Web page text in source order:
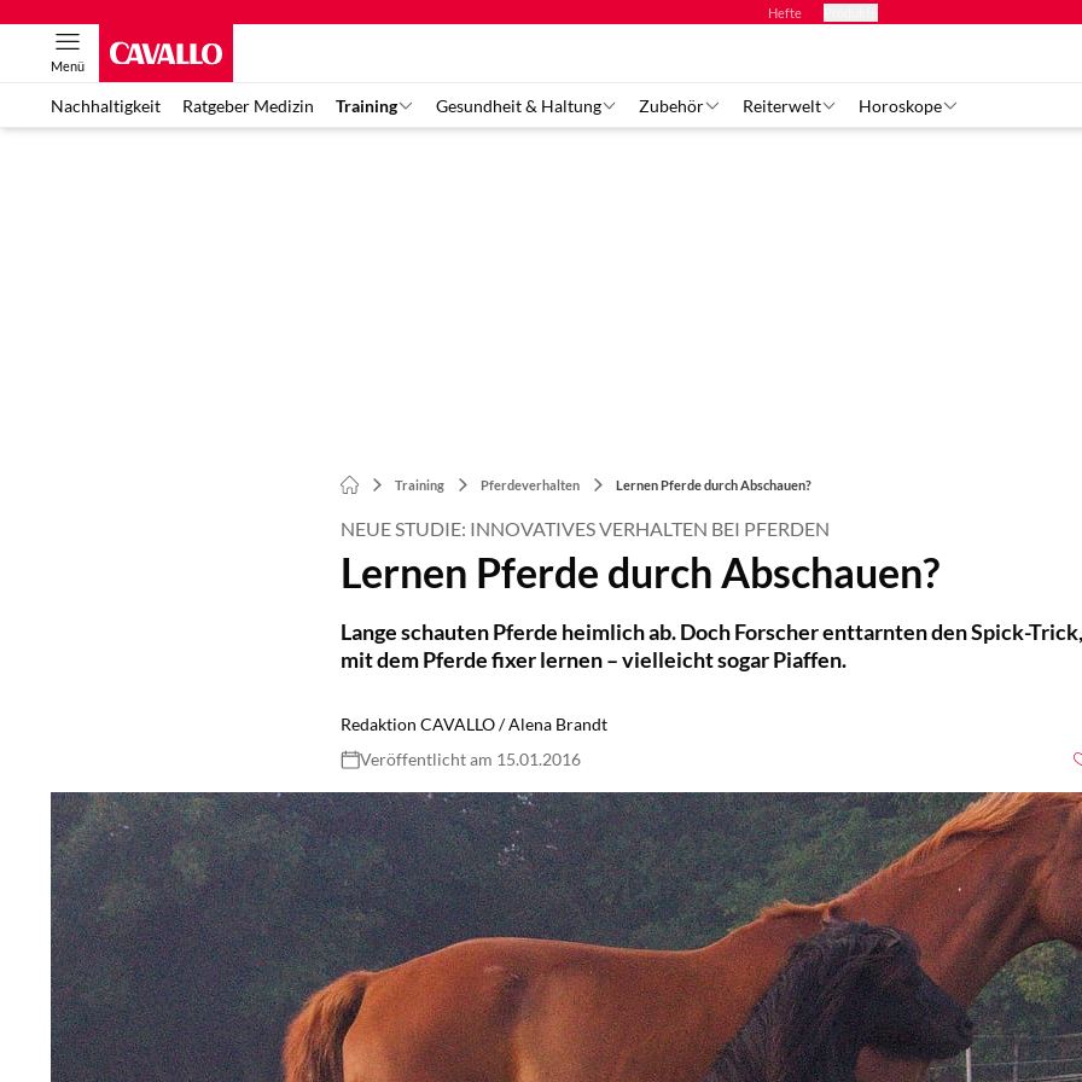
Hefte
Menü
Nachhaltigkeit Ratgeber Medizin Training Gesundheit & Haltung Zubehör Reiterwelt Horoskope
Training Pferdeverhalten Lernen Pferde durch Abschauen?
NEUE STUDIE: INNOVATIVES VERHALTEN BEI PFERDEN
Lernen Pferde durch Abschauen?
Lange schauten Pferde heimlich ab. Doch Forscher enttarnten den Spick-Trick,
mit dem Pferde fixer lernen – vielleicht sogar Piaffen.
Redaktion CAVALLO / Alena Brandt
Veröffentlicht am 15.01.2016